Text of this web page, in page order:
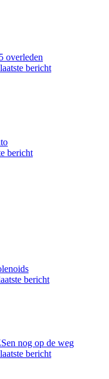
overleden
bericht
bericht
bericht
nog op de weg
bericht